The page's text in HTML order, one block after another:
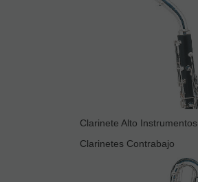
Clarinete Alto Instrumentos
Clarinetes Contrabajo